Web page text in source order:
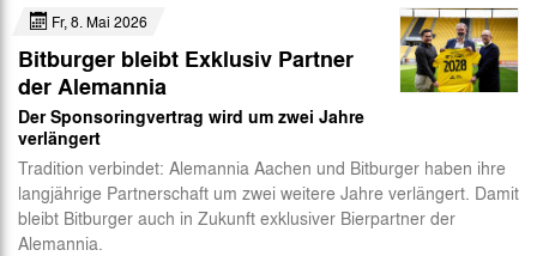
Fr, 8. Mai 2026
Bitburger bleibt Exklusiv Partner
der Alemannia
Der Sponsoringvertrag wird um zwei Jahre
verlängert
Tradition verbindet: Alemannia Aachen und Bitburger haben ihre
langjährige Partnerschaft um zwei weitere Jahre verlängert. Damit
bleibt Bitburger auch in Zukunft exklusiver Bierpartner der
Alemannia.